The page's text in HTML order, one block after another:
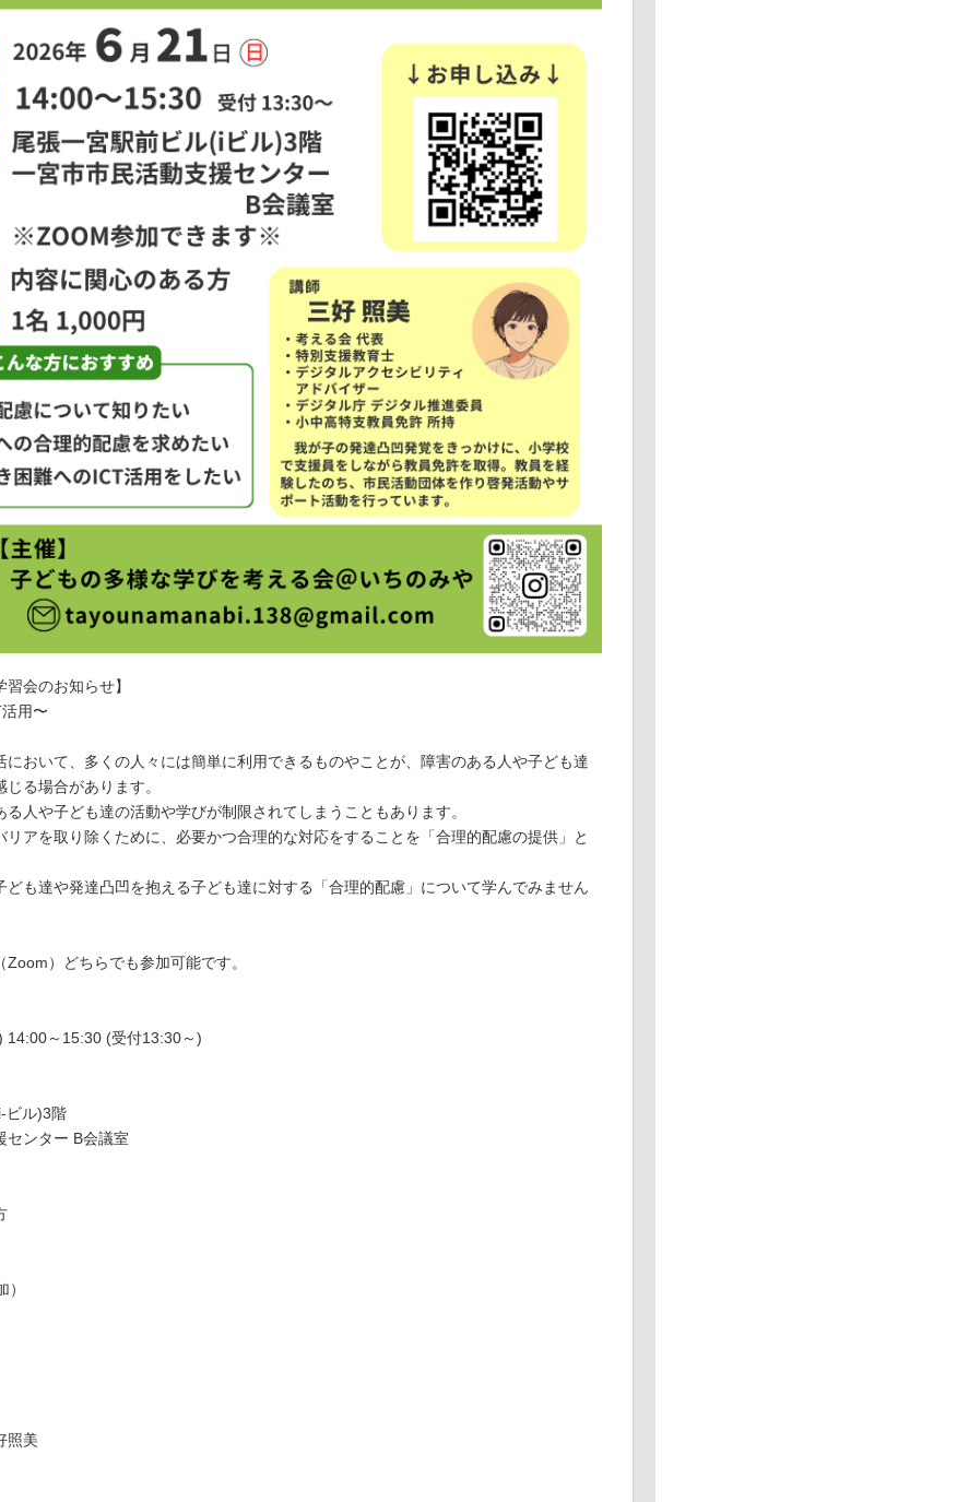
習会のお知らせ】
用〜
において、多くの人々には簡単に利用できるものやことが、障害のある人や子ども達
る場合があります。
る人や子ども達の活動や学びが制限されてしまうこともあります。
リアを取り除くために、必要かつ合理的な対応をすることを「合理的配慮の提供」と
ども達や発達凸凹を抱える子ども達に対する「合理的配慮」について学んでみません
）どちらでも参加可能です。
14:00～15:30 (受付13:30～)
ビル)3階
センター B会議室
照美